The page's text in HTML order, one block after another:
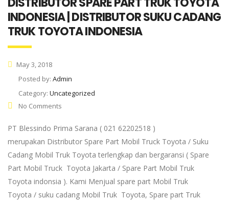
INDONESIA | DISTRIBUTOR SUKU CADANG
TRUK TOYOTA INDONESIA
May 3, 2018
Posted by: Admin
Category: Uncategorized
No Comments
PT Blessindo Prima Sarana ( 021 62202518 )
merupakan Distributor Spare Part Mobil Truck Toyota / Suku
Cadang Mobil Truk Toyota terlengkap dan bergaransi ( Spare
Part Mobil Truck Toyota Jakarta / Spare Part Mobil Truk
Toyota indonsia ). Kami Menjual spare part Mobil Truk
Toyota / suku cadang Mobil Truk Toyota, Spare part Truk